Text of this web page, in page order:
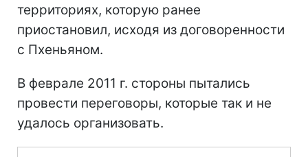
территориях, которую ранее
приостановил, исходя из договоренности
с Пхеньяном.
В феврале 2011 г. стороны пытались
провести переговоры, которые так и не
удалось организовать.